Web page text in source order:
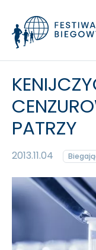
PATRZY
2013.11.04